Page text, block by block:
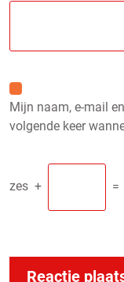
Mijn naam, e-mail
volgende keer
zes + =